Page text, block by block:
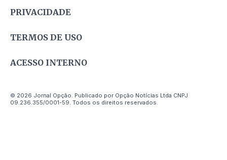
PRIVACIDADE
TERMOS DE USO
ACESSO INTERNO
© 2026 Jornal Opção. Publicado por Opção Notícias Ltda CNPJ
09.236.355/0001-59. Todos os direitos reservados.